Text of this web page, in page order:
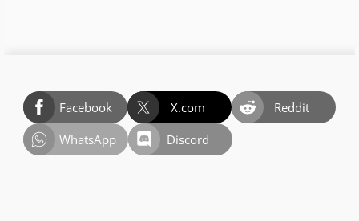
Facebook X.com
Reddit
WhatsApp
Discord